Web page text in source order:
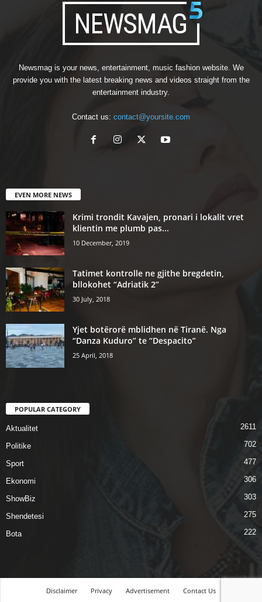
Newsmag is your news, entertainment, music fashion website. We
provide you with the latest breaking news and videos straight from the
entertainment industry.
Contact us: contact@yoursite.com
EVEN MORE NEWS
Krimi trondit Kavajen, pronari i lokalit vret
klientin me plumb pas...
10 December, 2019
Tatimet kontrolle ne gjithe bregdetin,
bllokohet “Adriatik 2”
30 July, 2018
Yjet botërorë mblidhen në Tiranë. Nga
“Danza Kuduro” te “Despacito”
25 April, 2018
POPULAR CATEGORY
Aktualitet 2611
Politike 702
Sport 477
Ekonomi 306
ShowBiz 303
Shendetesi 275
Bota 222
Disclaimer Privacy Advertisement Contact Us